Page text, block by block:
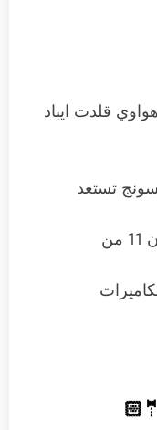
قلدت ايباد
تستعد
مجموعة من ميزات ايفون 11 من